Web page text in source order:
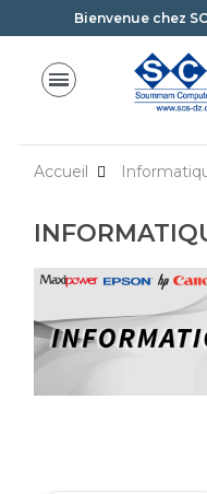
Bienvenue chez
Accueil